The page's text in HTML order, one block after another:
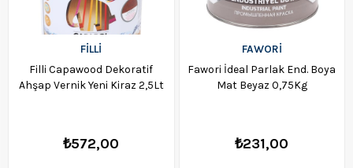
FİLLİ
Filli Capawood Dekoratif
Ahşap Vernik Yeni Kiraz 2,5Lt
₺572,00
FAWORİ
Fawori İdeal Parlak End. Boya
Mat Beyaz 0,75Kg
₺231,00